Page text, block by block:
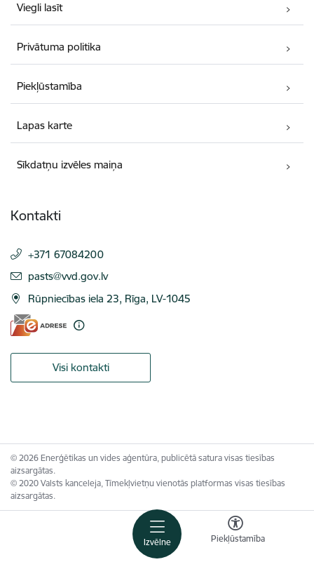
Izvēlne Piekļūstamība
Viegli lasīt
Privātuma politika
Piekļūstamība
Lapas karte
Sīkdatņu izvēles maiņa
Kontakti
+371 67084200
E-pasts:
pasts@vvd.gov.lv
Rūpniecības iela 23, Rīga, LV-1045
Visi kontakti
© 2026 Enerģētikas un vides aģentūra, publicētā satura visas tiesības
aizsargātas.
© 2020 Valsts kanceleja, Tīmekļvietņu vienotās platformas visas tiesības
aizsargātas.